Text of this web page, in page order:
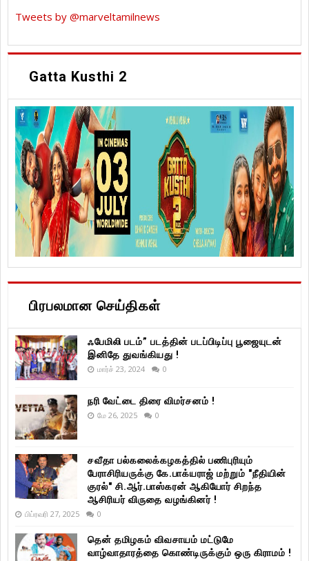
Tweets by @marveltamilnews
Gatta Kusthi 2
பிரபலமான செய்திகள்
ஃபேமிலி படம்” படத்தின் படப்பிடிப்பு பூஜையுடன்
இனிதே துவங்கியது !
மார்ச் 23, 2024 0
நரி வேட்டை திரை விமர்சனம் !
மே 26, 2025 0
சவீதா பல்கலைக்கழகத்தில் பணிபுரியும்
பேராசிரியருக்கு கே.பாக்யராஜ் மற்றும் "நீதியின்
குரல்" சி.ஆர்.பாஸ்கரன் ஆகியோர் சிறந்த
ஆசிரியர் விருதை வழங்கினர் !
பிப்ரவரி 27, 2025 0
தென் தமிழகம் விவசாயம் மட்டுமே
வாழ்வாதாரத்தை கொண்டிருக்கும் ஒரு கிராமம் !